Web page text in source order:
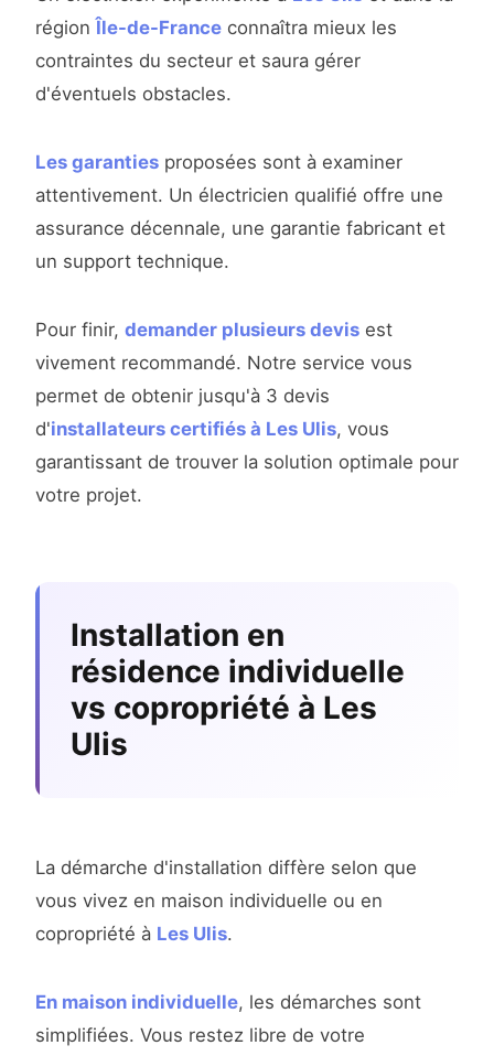
région Île-de-France connaîtra mieux les
contraintes du secteur et saura gérer
d'éventuels obstacles.
Les garanties proposées sont à examiner
attentivement. Un électricien qualifié offre une
assurance décennale, une garantie fabricant et
un support technique.
Pour finir, demander plusieurs devis est
vivement recommandé. Notre service vous
permet de obtenir jusqu'à 3 devis
d'installateurs certifiés à Les Ulis, vous
garantissant de trouver la solution optimale pour
votre projet.
Installation en
résidence individuelle
vs copropriété à Les
Ulis
La démarche d'installation diffère selon que
vous vivez en maison individuelle ou en
copropriété à Les Ulis.
En maison individuelle, les démarches sont
simplifiées. Vous restez libre de votre